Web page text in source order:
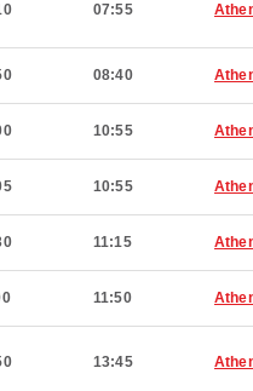
07:55
08:40
10:55
10:55
11:15
11:50
13:45